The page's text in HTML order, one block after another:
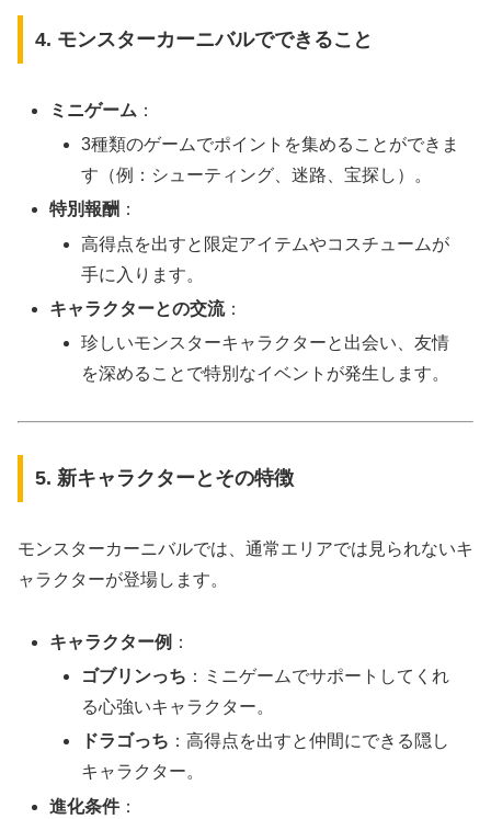
4. モンスターカーニバルでできること
ミニゲーム ：
3種類のゲームでポイントを集めることができま
す（例：シューティング、迷路、宝探し）。
特別報酬 ：
高得点を出すと限定アイテムやコスチュームが
手に入ります。
キャラクターとの交流：
珍しいモンスターキャラクターと出会い、友情
を深めることで特別なイベントが発生します。
5. 新キャラクターとその特徴
モンスターカーニバルでは、通常エリアでは見られないキ
ャラクターが登場します。
キャラクター例 ：
ゴブリンっち ：ミニゲームでサポートしてくれ
る心強いキャラクター。
ドラゴっち ：高得点を出すと仲間にできる隠し
キャラクター。
進化条件：